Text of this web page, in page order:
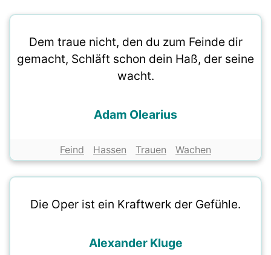
Dem traue nicht, den du zum Feinde dir
gemacht, Schläft schon dein Haß, der seine
wacht.
Adam Olearius
Feind Hassen Trauen Wachen
Die Oper ist ein Kraftwerk der Gefühle.
Alexander Kluge